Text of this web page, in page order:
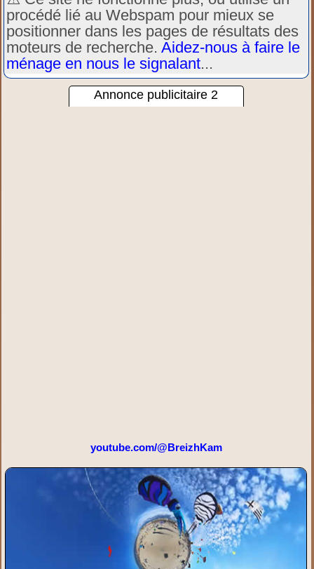
procédé lié au Webspam pour mieux se
positionner dans les pages de résultats des
moteurs de recherche.Aidez-nous à faire le
ménage en nous le signalant...
Annonce publicitaire 2
youtube.com/@BreizhKam